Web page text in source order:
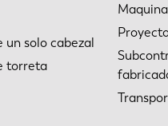
un solo cabezal
torreta